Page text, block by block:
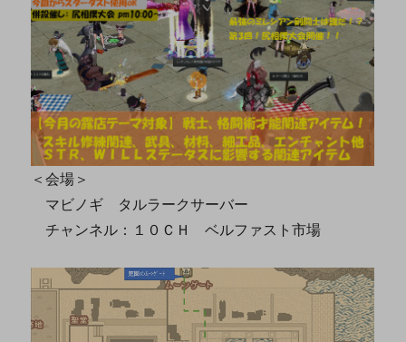
＜会場＞
マビノギ タルラークサーバー
チャンネル：１０ＣＨ ベルファスト市場